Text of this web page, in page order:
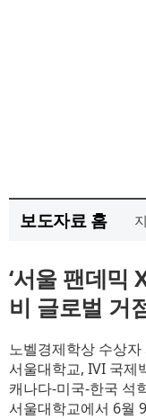
보도자료 홈
‘서울 팬데믹
비 글로벌 거
노벨경제학상 수상
서울대학교, IVI 국제
캐나다-미국-한국 석
서울대학교에서 6월